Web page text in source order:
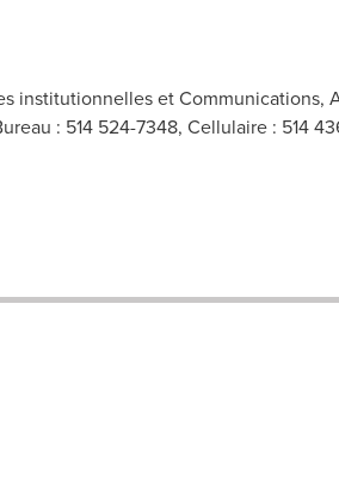
institutionnelles et Communications,
: 514 524-7348, Cellulaire : 514